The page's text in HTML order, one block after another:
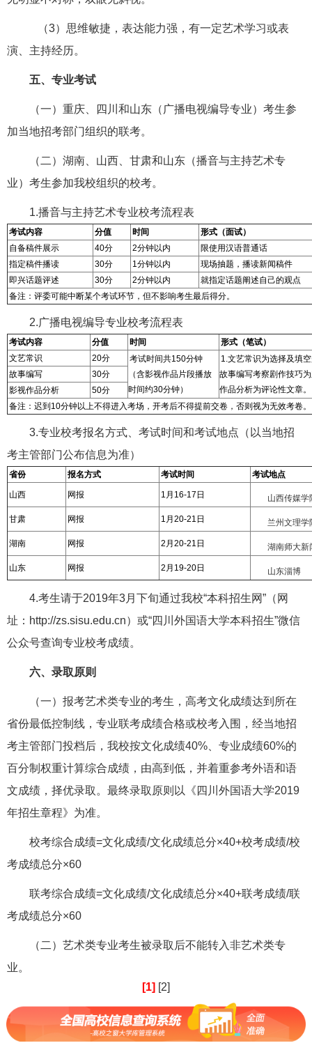
（3）思维敏捷，表达能力强，有一定艺术学习或表
演、主持经历。
五、专业考试
（一）重庆、四川和山东（广播电视编导专业）考生参
加当地招考部门组织的联考。
（二）湖南、山西、甘肃和山东（播音与主持艺术专
业）考生参加我校组织的校考。
1.播音与主持艺术专业校考流程表
考试内容 分值 时间
形式（面试）
自备稿件展示
40分 2分钟以内
限使用汉语普通话
指定稿件播读
30分 1分钟以内
现场抽题，播读新闻稿件
即兴话题评述
30分 2分钟以内
就指定话题阐述自己的观点
备注：评委可能中断某个考试环节，但不影响考生最后得分。
2.广播电视编导专业校考流程表
考试内容 分值 时间
形式（笔试）
文艺常识
20分
考试时间共150分钟
（含影视作品片段播放
时间约30分钟）
1.文艺常识为选择及
故事编写考察剧作技
作品分析为评论性文章。
故事编写
30分
影视作品分析
50分
备注：迟到10分钟以上不得进入考场，开考后不得提前交卷，否则视为无效考卷。
3.专业校考报名方式、考试时间和考试地点（以当地招
考主管部门公布信息为准）
省份 报名方式 考试时间 考试地点
山西 网报 1月16-17日 山西传媒学
甘肃 网报 1月20-21日 兰州文理学
湖南 网报 2月20-21日 湖南师大新
山东 网报 2月19-20日 山东淄博
4.考生请于2019年3月下旬通过我校“本科招生网”（网
址：http://zs.sisu.edu.cn）或“四川外国语大学本科招生”微信
公众号查询专业校考成绩。
六、录取原则
（一）报考艺术类专业的考生，高考文化成绩达到所在
省份最低控制线，专业联考成绩合格或校考入围，经当地招
考主管部门投档后，我校按文化成绩40%、专业成绩60%的
百分制权重计算综合成绩，由高到低，并着重参考外语和语
文成绩，择优录取。最终录取原则以《四川外国语大学2019
年招生章程》为准。
校考综合成绩=文化成绩/文化成绩总分×40+校考成绩/校
考成绩总分×60
联考综合成绩=文化成绩/文化成绩总分×40+联考成绩/联
考成绩总分×60
（二）艺术类专业考生被录取后不能转入非艺术类专
业。
[1] [2]